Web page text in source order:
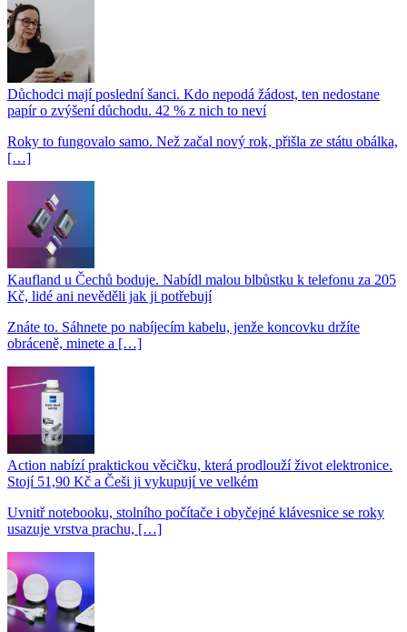
Důchodci mají poslední šanci. Kdo nepodá žádost, ten nedostane
papír o zvýšení důchodu. 42 % z nich to neví
Roky to fungovalo samo. Než začal nový rok, přišla ze státu obálka,
[…]
Kaufland u Čechů boduje. Nabídl malou blbůstku k telefonu za 205
Kč, lidé ani nevěděli jak ji potřebují
Znáte to. Sáhnete po nabíjecím kabelu, jenže koncovku držíte
obráceně, minete a […]
Action nabízí praktickou věcičku, která prodlouží život elektronice.
Stojí 51,90 Kč a Češi ji vykupují ve velkém
Uvnitř notebooku, stolního počítače i obyčejné klávesnice se roky
usazuje vrstva prachu, […]